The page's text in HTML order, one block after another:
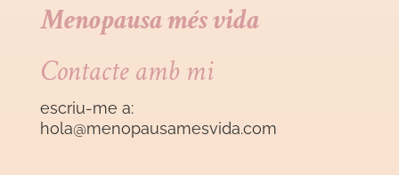
Menopausa més vida
Contacte amb mi
escriu-me a:
hola@menopausamesvida.com